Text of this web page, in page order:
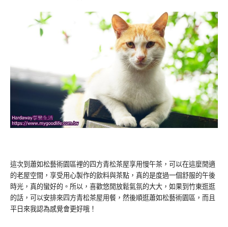
這次到蕭如松藝術園區裡的四方青松茶屋享用慢午茶，可以在這麼閒適
的老屋空間，享受用心製作的飲料與茶點，真的是度過一個舒服的午後
時光，真的蠻好的。所以，喜歡悠閒放鬆氣氛的大大，如果到竹東逛逛
的話，可以安排來四方青松茶屋用餐，然後順逛蕭如松藝術園區，而且
平日來我認為感覺會更好哦！